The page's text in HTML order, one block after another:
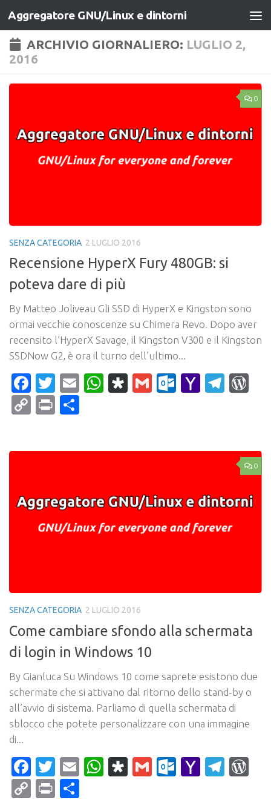
Salta al contenuto
Aggregatore GNU/Linux e dintorni
ARCHIVIO GIORNALIERO: LUGLIO 2,
2016
0
SENZA CATEGORIA 2 LUGLIO 2016
Recensione HyperX Fury 480GB: si
poteva dare di più
By Matteo Joliveau Gli SSD di HyperX e Kingston sono
ormai vecchie conoscenze su Chimera Revo. Dopo aver
recensito l’HyperX Savage, il Kingston V300 e il Kingston
SSDNow G2, è ora il turno dell’ultimo...
Facebook
Twitter
EmailWhatsApp
Diaspora
Gmail Yahoo
CopyPrint
0
SENZA CATEGORIA 2 LUGLIO 2016
Come cambiare sfondo alla schermata
di login in Windows 10
By Gianluca Su Windows 10 come saprete esistono due
schermate che si attivano dal ritorno dello stand-by o
all’avvio di sistema. Parliamo di quella schermata di
sblocco che potete personalizzare con una immagine
di...
Facebook
Twitter
EmailWhatsApp
Diaspora
Gmail Yahoo
CopyPrint